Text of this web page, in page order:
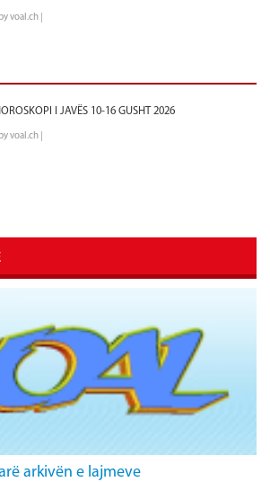
voal.ch |
I JAVËS 10-16 GUSHT 2026
voal.ch |
arkivën e lajmeve